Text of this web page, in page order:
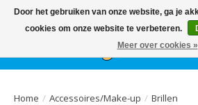
HetGEHELE jaar, grote collectie
Ballonnen | Schmink | Bedrukking |
Home / Accessoires/Make-up / Brillen
Door het gebruiken van onze website, ga je
cookies om onze website te verbeteren.
Meer over cookies »